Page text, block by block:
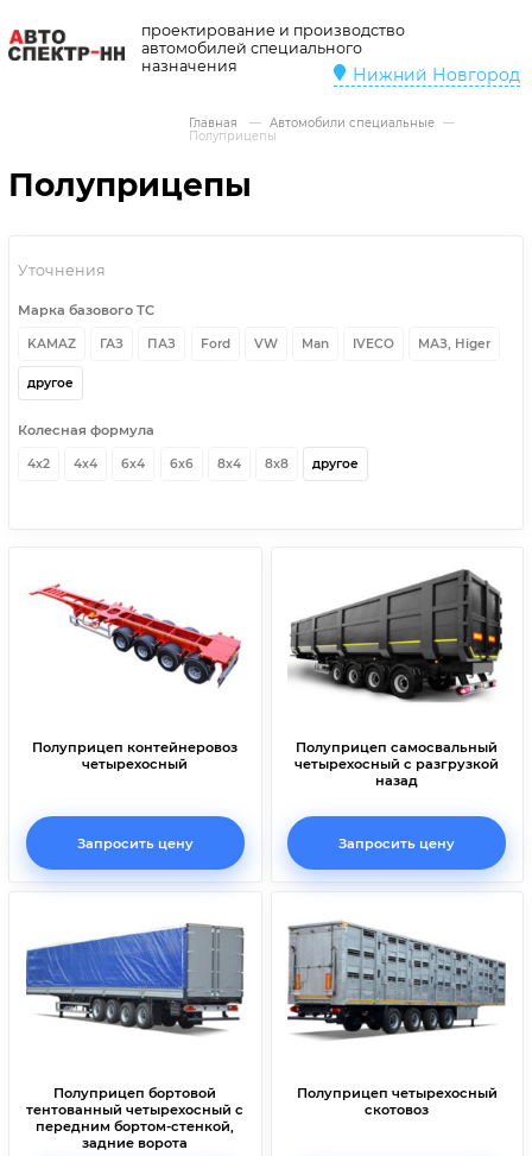
проектирование и производство
автомобилей специального
назначения
Нижний Новгород
Главная — Автомобили специальные
—
Полуприцепы
Полуприцепы
Уточнения
Марка базового ТС
KAMAZ ГАЗ ПАЗ Ford VW Man IVECO MАЗ, Higer
другое
Колесная формула
4х2 4х4 6х4 6х6 8х4 8х8 другое
Полуприцеп контейнеровоз
четырехосный
Запросить цену
Полуприцеп самосвальный
четырехосный с разгрузкой
назад
Запросить цену
Полуприцеп бортовой
тентованный четырехосный с
передним бортом-стенкой,
задние ворота
Полуприцеп четырехосный
скотовоз